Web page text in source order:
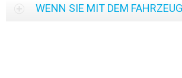
WENN SIE MIT DEM